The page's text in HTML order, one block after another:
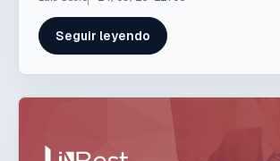
Seguir leyendo